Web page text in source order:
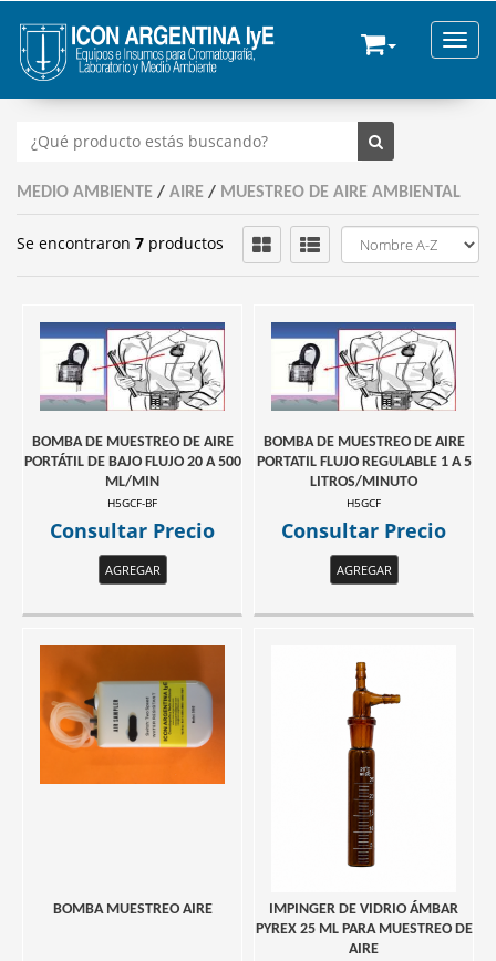
MEDIO AMBIENTE / AIRE / MUESTREO DE AIRE AMBIENTAL
Se encontraron 7 productos
BOMBA DE MUESTREO DE AIRE
PORTÁTIL DE BAJO FLUJO 20 A 500
ML/MIN
H5GCF-BF
Consultar Precio
AGREGAR
BOMBA DE MUESTREO DE AIRE
PORTATIL FLUJO REGULABLE 1 A 5
LITROS/MINUTO
H5GCF
Consultar Precio
AGREGAR
BOMBA MUESTREO AIRE
IMPINGER DE VIDRIO ÁMBAR
PYREX 25 ML PARA MUESTREO DE
AIRE